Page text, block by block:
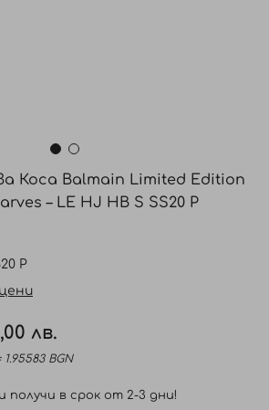
Коса Balmain Limited Edition
– LE HJ HB S SS20 P
P
лв.
BGN
получи в срок от 2-3 дни!